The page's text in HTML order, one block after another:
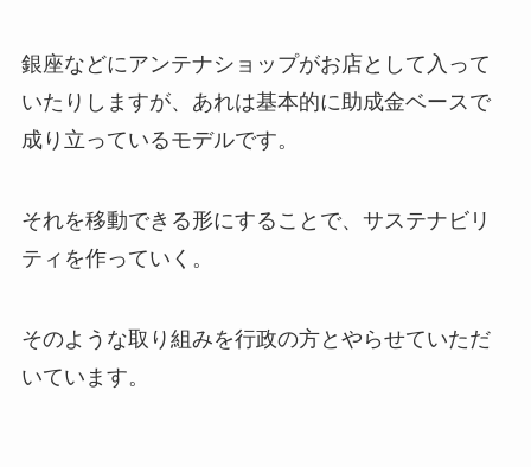
銀座などにアンテナショップがお店として入って
いたりしますが、あれは基本的に助成金ベースで
成り立っているモデルです。
それを移動できる形にすることで、サステナビリ
ティを作っていく。
そのような取り組みを行政の方とやらせていただ
いています。